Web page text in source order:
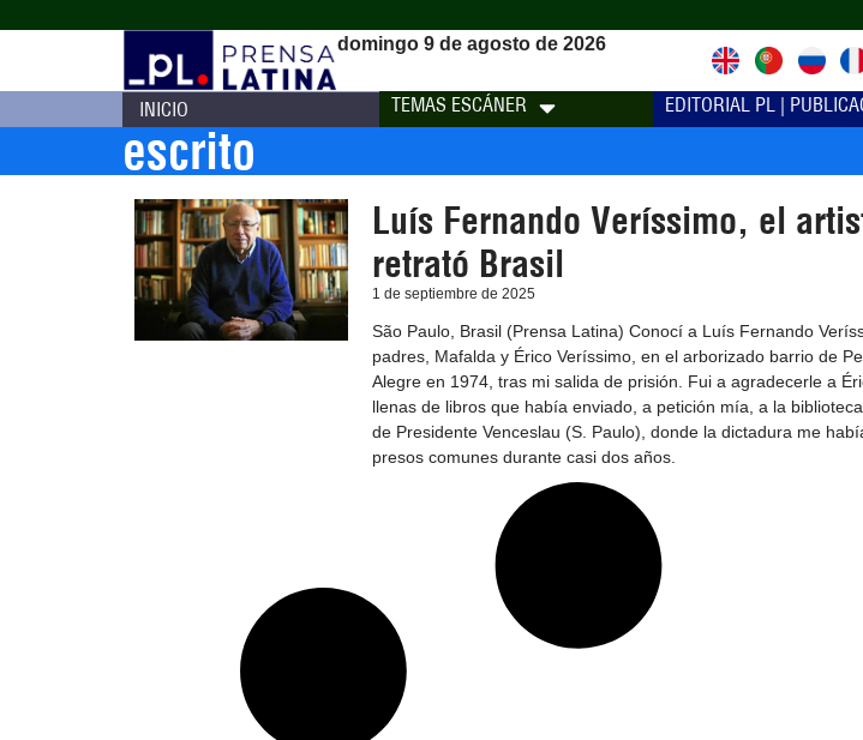
domingo 9 de agosto de 2026
INICIO TEMAS ESCÁNER EDITORIAL PL |
escrito
Luís Fernando Veríssimo, el
retrató Brasil
1 de septiembre de 2025
São Paulo, Brasil (Prensa Latina) Conocí a Luís Fernando
padres, Mafalda y Érico Veríssimo, en el arborizado barrio de
Alegre en 1974, tras mi salida de prisión. Fui a agradecerle a
llenas de libros que había enviado, a petición mía, a la
de Presidente Venceslau (S. Paulo), donde la dictadura me
presos comunes durante casi dos años.